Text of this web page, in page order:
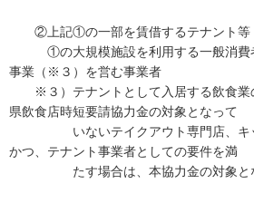
②上記①の一部を賃借するテナント等
①の大規模施設を利用する一般消費
事業（※３）を営む事業者
※３）テナントとして入居する飲食業
県飲食店時短要請協力金の対象となって
いないテイクアウト専門店、キッ
かつ、テナント事業者としての要件を満
たす場合は、本協力金の対象とな